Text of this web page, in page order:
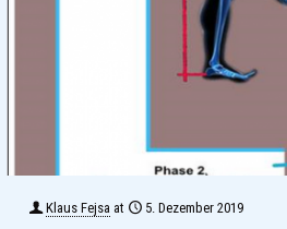
Klaus Fejsa at 5. Dezember 2019